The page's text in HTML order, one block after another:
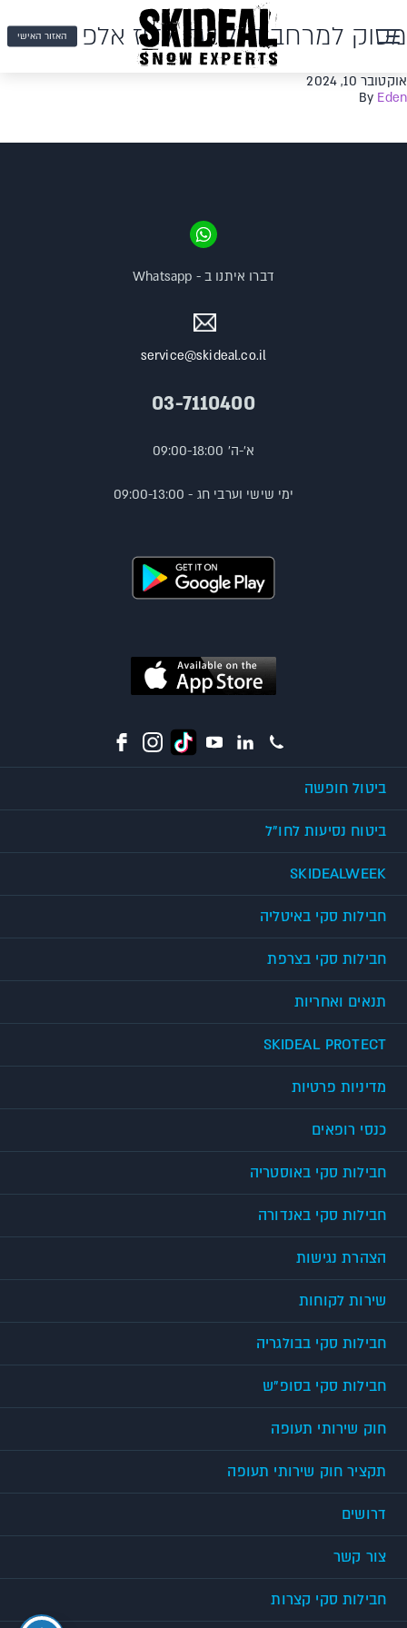
האזור האישי מסוק למרחב הגלישה לדוז אלפ
אוקטובר 10, 2024
By Eden
service@skideal.co.il
03-7110400
א'-ה' 09:00-18:00
ימי שישי וערבי חג - 09:00-13:00
דברו איתנו ב - Whatsapp
ביטול חופשה
ביטוח נסיעות לחו"ל
SKIDEALWEEK
חבילות סקי באיטליה
חבילות סקי בצרפת
תנאים ואחריות
SKIDEAL PROTECT
מדיניות פרטיות
כנסי רופאים
חבילות סקי באוסטריה
חבילות סקי באנדורה
הצהרת נגישות
שירות לקוחות
חבילות סקי בבולגריה
חבילות סקי בסופ"ש
חוק שירותי תעופה
תקציר חוק שירותי תעופה
דרושים
צור קשר
חבילות סקי קצרות